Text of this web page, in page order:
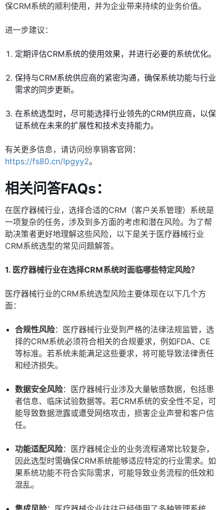
保CRM系统的顺利使用，并为企业带来持续的业务价值。
进一步建议：
定期评估CRM系统的使用效果，并进行必要的系统优化。
保持与CRM系统供应商的紧密沟通，确保系统功能与行业
需求的同步更新。
在系统选型时，尽可能选择行业领先的CRM供应商，以保
证系统在未来的扩展性和技术支持能力。
有关更多信息，请访问纷享销客官网：
https://fs80.cn/lpgyy2。
相关问答FAQs：
在医疗器械行业，选择合适的CRM（客户关系管理）系统是
一项复杂的任务，涉及到多方面的考虑和潜在风险。为了帮
助决策者更好地理解这些风险，以下是关于医疗器械行业
CRM系统选型的常见问题解答。
1. 医疗器械行业在选择CRM系统时面临哪些特定风险？
医疗器械行业的CRM系统选型风险主要体现在以下几个方
面：
合规性风险：医疗器械行业受到严格的法律法规监管，选
择的CRM系统必须符合相关的合规要求，例如FDA、CE
等标准。若系统未能满足这些要求，将可能导致法律责任
和经济损失。
数据安全风险：医疗器械行业涉及大量敏感数据，包括患
者信息、临床试验数据等。若CRM系统的安全性不足，可
能导致数据泄露或遭受网络攻击，损害企业声誉和客户信
任。
功能适配风险：医疗器械企业的业务流程通常比较复杂，
因此选型时需确保CRM系统能够适应特定的行业需求。如
果系统功能不符合实际需求，可能导致业务流程的低效和
混乱。